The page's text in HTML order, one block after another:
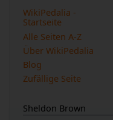
WikiPedalia -
Startseite
Alle Seiten A-Z
Über WikiPedalia
Blog
Zufällige Seite
Sheldon Brown